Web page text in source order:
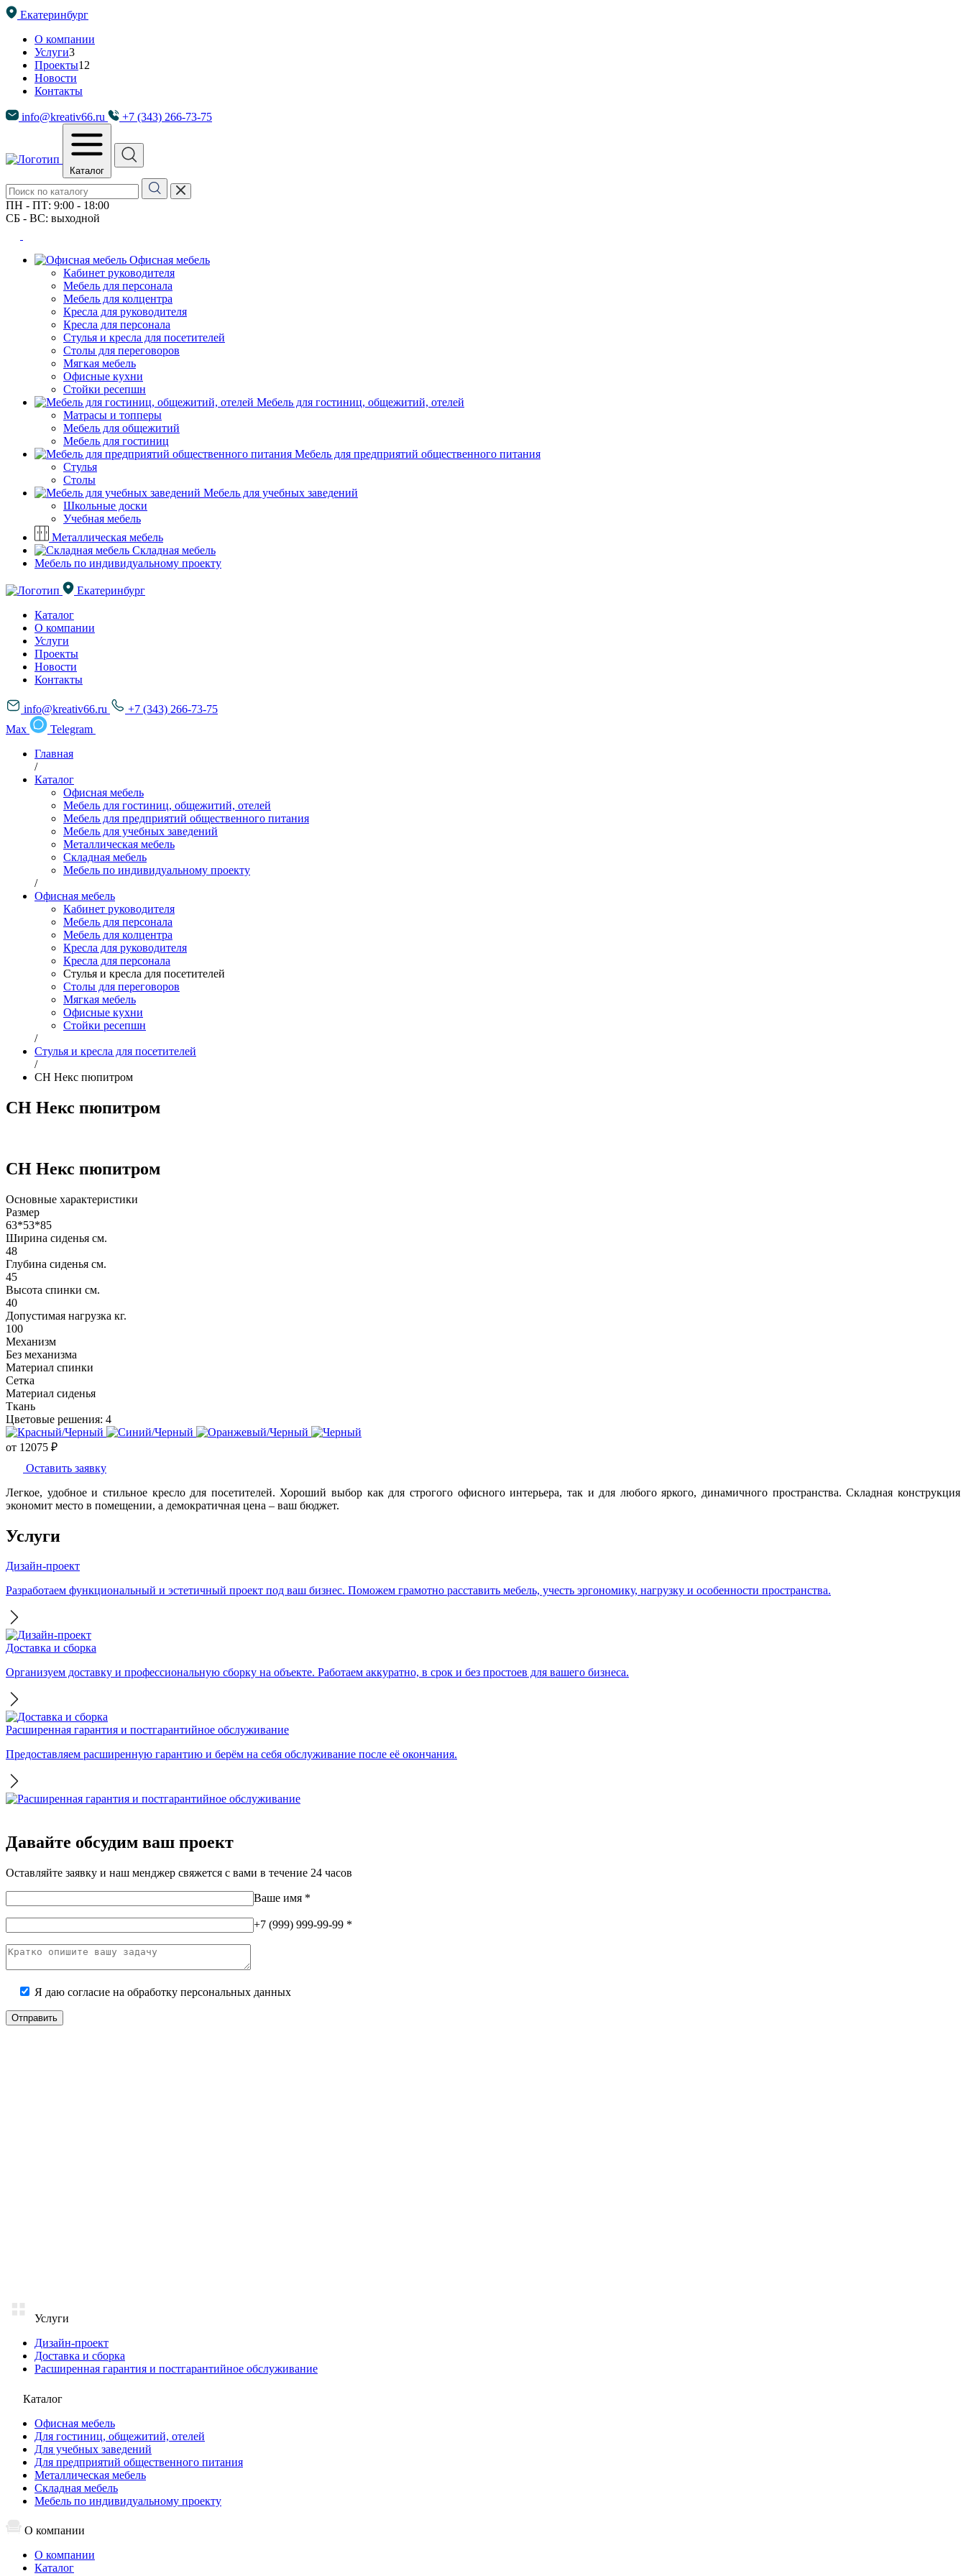
Екатеринбург
О компании
Услуги3
Проекты12
Новости
Контакты
info@kreativ66.ru +7 (343) 266-73-75
Каталог
ПН - ПТ: 9:00 - 18:00
СБ - ВС: выходной
Офисная мебель
Кабинет руководителя
Мебель для персонала
Мебель для колцентра
Кресла для руководителя
Кресла для персонала
Стулья и кресла для посетителей
Столы для переговоров
Мягкая мебель
Офисные кухни
Стойки ресепшн
Мебель для гостиниц, общежитий, отелей
Матрасы и топперы
Мебель для общежитий
Мебель для гостиниц
Мебель для предприятий общественного питания
Стулья
Столы
Мебель для учебных заведений
Школьные доски
Учебная мебель
Металлическая мебель
Складная мебель
Мебель по индивидуальному проекту
Екатеринбург
Каталог
О компании
Услуги
Проекты
Новости
Контакты
info@kreativ66.ru
+7 (343) 266-73-75
Max
Telegram
Главная
/
Каталог
Офисная мебель
Мебель для гостиниц, общежитий, отелей
Мебель для предприятий общественного питания
Мебель для учебных заведений
Металлическая мебель
Складная мебель
Мебель по индивидуальному проекту
/
Офисная мебель
Кабинет руководителя
Мебель для персонала
Мебель для колцентра
Кресла для руководителя
Кресла для персонала
Стулья и кресла для посетителей
Столы для переговоров
Мягкая мебель
Офисные кухни
Стойки ресепшн
/
Стулья и кресла для посетителей
/
CH Некс пюпитром
CH Некс пюпитром
CH Некс пюпитром
Основные характеристики
Размер
63*53*85
Ширина сиденья см.
48
Глубина сиденья см.
45
Высота спинки см.
40
Допустимая нагрузка кг.
100
Механизм
Без механизма
Материал спинки
Сетка
Материал сиденья
Ткань
Цветовые решения: 4
от 12075 ₽
Оставить заявку
Легкое, удобное и стильное кресло для посетителей. Хороший выбор как для строгого офисного интерьера, так и для любого яркого, динамичного пространства. Складная конструкция
экономит место в помещении, а демократичная цена – ваш бюджет.
Услуги
Дизайн-проект
Разработаем функциональный и эстетичный проект под ваш бизнес. Поможем грамотно расставить мебель, учесть эргономику, нагрузку и особенности пространства.
Доставка и сборка
Организуем доставку и профессиональную сборку на объекте. Работаем аккуратно, в срок и без простоев для вашего бизнеса.
Расширенная гарантия и постгарантийное обслуживание
Предоставляем расширенную гарантию и берём на себя обслуживание после её окончания.
Давайте обсудим ваш проект
Оставляйте заявку и наш менджер свяжется с вами в течение 24 часов
Ваше имя *
+7 (999) 999-99-99 *
Я даю согласие на обработку персональных данных
Услуги
Дизайн-проект
Доставка и сборка
Расширенная гарантия и постгарантийное обслуживание
Каталог
Офисная мебель
Для гостиниц, общежитий, отелей
Для учебных заведений
Для предприятий общественного питания
Металлическая мебель
Складная мебель
Мебель по индивидуальному проекту
О компании
О компании
Каталог